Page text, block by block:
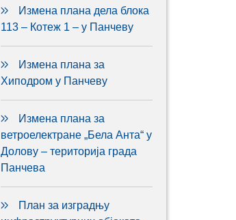
Измена плана дела блока
113 – Котеж 1 – у Панчеву
Измена плана за
Хиподром у Панчеву
Измена плана за
ветроелектране „Бела Анта“ у
Долову – територија града
Панчева
План за изградњу